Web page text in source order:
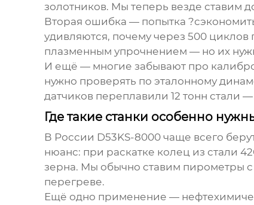
золотников. Мы теперь везде ставим
Вторая ошибка — попытка
удивляются, почему через 500 циклов
плазменным упрочнением — но их
И ещё — многие забывают про
нужно проверять по эталонному
датчиков переплавили 12 тонн стали
Где такие станки особенно
В России D53KS-8000 чаще всего
нюанс: при раскатке колец из стали
зерна. Мы обычно ставим пирометры
перегреве.
Ещё одно применение —